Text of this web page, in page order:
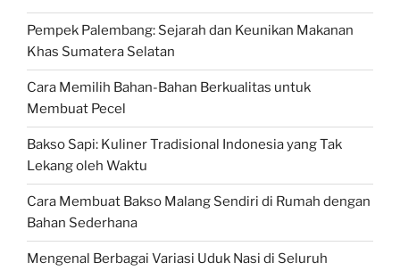
Pempek Palembang: Sejarah dan Keunikan Makanan
Khas Sumatera Selatan
Cara Memilih Bahan-Bahan Berkualitas untuk
Membuat Pecel
Bakso Sapi: Kuliner Tradisional Indonesia yang Tak
Lekang oleh Waktu
Cara Membuat Bakso Malang Sendiri di Rumah dengan
Bahan Sederhana
Mengenal Berbagai Variasi Uduk Nasi di Seluruh